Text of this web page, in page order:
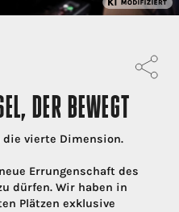
DER BEWEGT
vierte Dimension.
Errungenschaft des
dürfen. Wir haben in
Plätzen exklusive